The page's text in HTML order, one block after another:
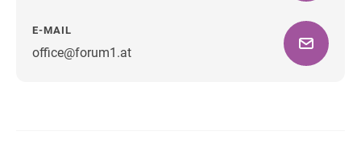
E-MAIL
office@forum1.at